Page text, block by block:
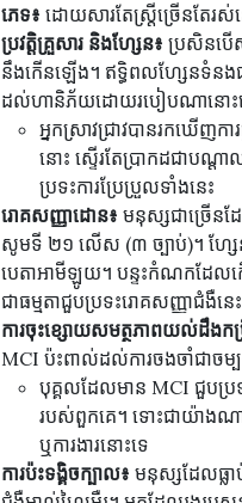
ភេទ៖ ដោយសារតែស្ត្រីច្រើនតែរស់
ប្រវត្តិគ្រួសារ និងហ្សែន៖ ប្រសិនបើ
នឹងកើនឡើង។ ឥទ្ធិពលហ្សែនទំនង
ដល់ហានិភ័យដោយរបៀបណានោះ
អ្នកស្រាវជ្រាវបានរកឃើ
នោះ ស្ទើរតែប្រាកដជាបណ្
ប្រទះការប្រែប្រួលទាំងនេះ
រោគសញ្ញាដោន៖ មនុស្សជាច្រើនដ
សូមទី ២១ លើស (៣ ច្បាប់)។ ហ្សែ
បេតាអាមីឡូយ។ បន្ទះកំណកដែលក
ជាធម្មតាជួបប្រទះរោគសញ្ញាជំងឺ
ការចុះខ្សោយសមត្ថភាពយល់ដឹងក
MCI ប៉ះពាល់ដល់ការចងចាំជាចម្
បុគ្គលដែលមាន MCI ជួបប្រទ
របស់ពួកគេ។ ទោះជាយ៉ាងណា
ឬការងារនោះទេ
ការប៉ះទង្គិចក្បាល៖ មនុស្សដែលធ្លា